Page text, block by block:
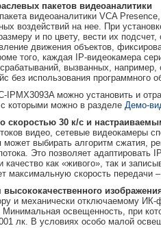
пакетов видеоаналитики
видеоаналитики VCA
воздействий на нее. При
и по цвету, вести их
движения объектов,
того, каждая IP-видеокамера
вызванных,
без использования программного
IPMX3093A можно установить и
которыми можно в разделе Демо-
скоростью 30 к/с и
видео, сетевые видеокамеры
выбирать алгоритм сжатия,
Это позволяет адаптировать
качество как «живого», так и
максимальную скорость передачи
высококачественного
и механически отключаемому ИК-
освещенность, при
лк. В условиях особо малой